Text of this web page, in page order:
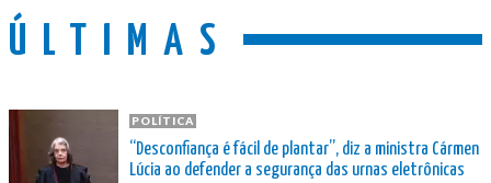
ÚLTIMAS
POLÍTICA
“Desconfiança é fácil de plantar”, diz a ministra Cármen
Lúcia ao defender a segurança das urnas eletrônicas